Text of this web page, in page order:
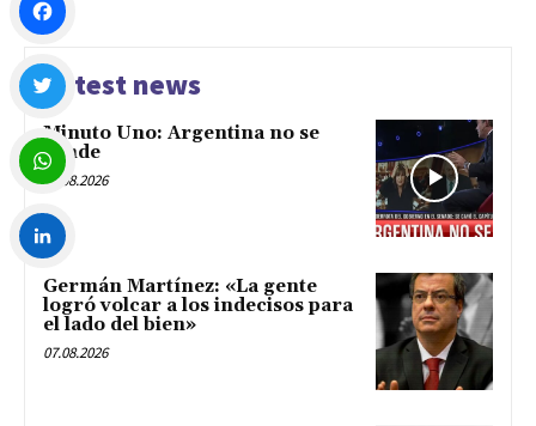
Latest news
Minuto Uno: Argentina no se
vende
07.08.2026
Germán Martínez: «La gente
logró volcar a los indecisos para
el lado del bien»
07.08.2026
Facebook
Twitter
WhatsApp
LinkedIn